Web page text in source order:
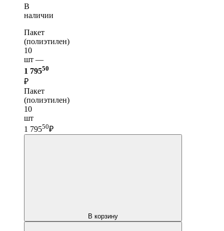
В
наличии
Пакет
(полиэтилен)
10
шт —
1 79550
₽
Пакет
(полиэтилен)
10
шт
1 79550₽
В корзину